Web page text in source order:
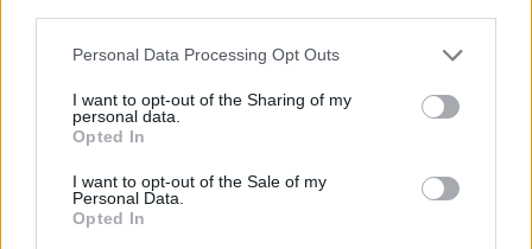
Please note that this website/app uses one or more Google
not limited to your visit or usage behaviour. You may click to
grant or deny consent to Google and its third-party tags to
use your data for below specified purposes in below Google
consent section.
Personal Data Processing Opt Outs
I want to opt-out of the Sharing of my
personal data.
Opted In
I want to opt-out of the Sale of my
Personal Data.
Opted In
Mérföldekkel arrébb sem kimondottan rózsás a
szolgálatot. A máskülönben hidegfejű szörnyvadász
lidérces rémálmaitól gyötrődve most határozatlan,
kergeti, sőt, csapatában árulót szimatol. Míg
vajákunk egy rejtélyes barlang mélyén próbál